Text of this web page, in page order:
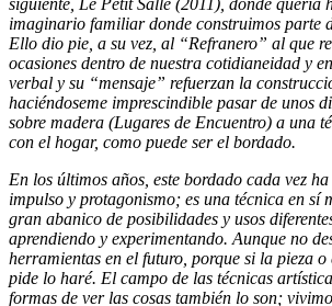
siguiente, Le Petit Salle (2011), donde quería
imaginario familiar donde construimos parte
Ello dio pie, a su vez, al “Refranero” al que
ocasiones dentro de nuestra cotidianeidad y
verbal y su “mensaje” refuerzan la
haciéndoseme imprescindible pasar de unos
sobre madera (Lugares de Encuentro) a una
con el hogar, como puede ser el bordado.
En los últimos años, este bordado cada vez
impulso y protagonismo; es una técnica en sí
gran abanico de posibilidades y usos
aprendiendo y experimentando. Aunque no
herramientas en el futuro, porque si la pieza o
pide lo haré. El campo de las técnicas
formas de ver las cosas también lo son;